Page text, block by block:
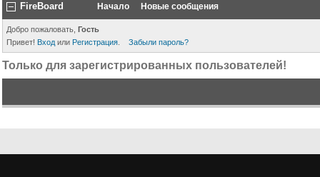
FireBoard Начало Новые сообщения
Добро пожаловать, Гость
Привет! Вход или Регистрация Забыли пароль?
Только для зарегистрированных пользователей!